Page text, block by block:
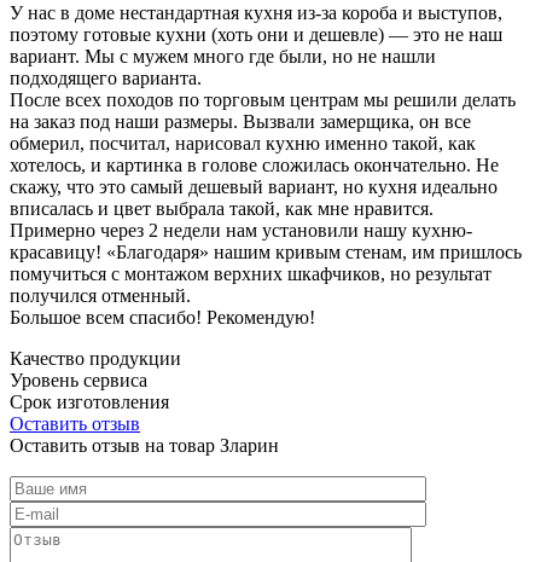
У нас в доме нестандартная кухня из-за короба и выступов,
поэтому готовые кухни (хоть они и дешевле) — это не наш
вариант. Мы с мужем много где были, но не нашли
подходящего варианта.
После всех походов по торговым центрам мы решили делать
на заказ под наши размеры. Вызвали замерщика, он все
обмерил, посчитал, нарисовал кухню именно такой, как
хотелось, и картинка в голове сложилась окончательно. Не
скажу, что это самый дешевый вариант, но кухня идеально
вписалась и цвет выбрала такой, как мне нравится.
Примерно через 2 недели нам установили нашу кухню-
красавицу! «Благодаря» нашим кривым стенам, им пришлось
помучиться с монтажом верхних шкафчиков, но результат
получился отменный.
Большое всем спасибо! Рекомендую!
Качество продукции
Уровень сервиса
Срок изготовления
Оставить отзыв
Оставить отзыв на товар Зларин